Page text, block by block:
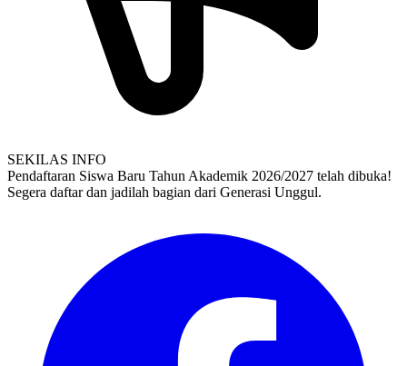
SEKILAS INFO
Pendaftaran Siswa Baru Tahun Akademik 2026/2027 telah dibuka!
Segera daftar dan jadilah bagian dari Generasi Unggul.